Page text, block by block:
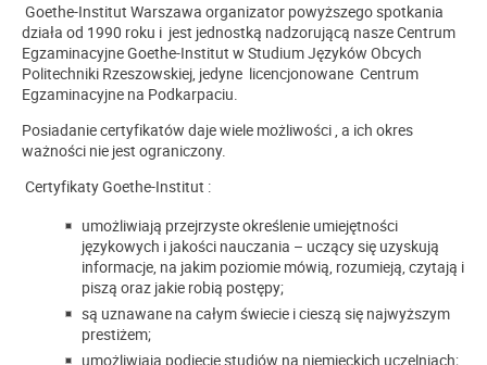
Goethe-Institut Warszawa organizator powyższego spotkania
działa od 1990 roku i jest jednostką nadzorującą nasze Centrum
Egzaminacyjne Goethe-Institut w Studium Języków Obcych
Politechniki Rzeszowskiej, jedyne licencjonowane Centrum
Egzaminacyjne na Podkarpaciu.
Posiadanie certyfikatów daje wiele możliwości , a ich okres
ważności nie jest ograniczony.
Certyfikaty Goethe-Institut :
umożliwiają przejrzyste określenie umiejętności
językowych i jakości nauczania – uczący się uzyskują
informacje, na jakim poziomie mówią, rozumieją, czytają i
piszą oraz jakie robią postępy;
są uznawane na całym świecie i cieszą się najwyższym
prestiżem;
umożliwiają podjęcie studiów na niemieckich uczelniach;